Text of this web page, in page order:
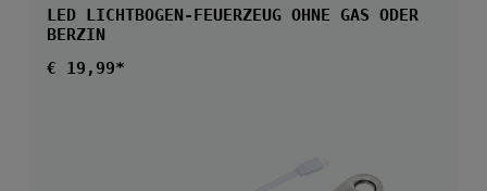
LED LICHTBOGEN-FEUERZEUG OHNE GAS ODER
BERZIN
Regulärer Preis:
€ 19,99*